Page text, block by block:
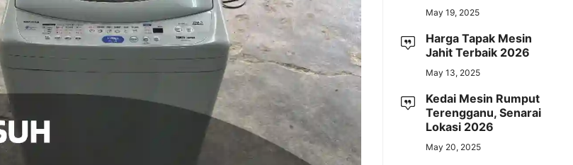
May 19, 2025
Harga Tapak Mesin
Jahit Terbaik 2026
May 13, 2025
Kedai Mesin Rumput
Terengganu, Senarai
Lokasi 2026
May 20, 2025